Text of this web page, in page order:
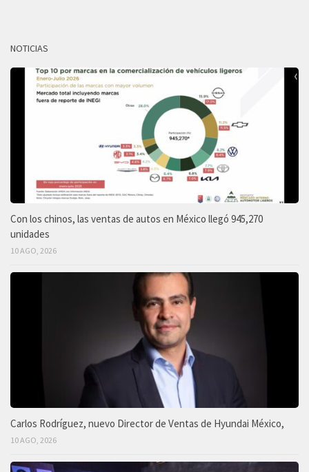
NOTICIAS
Con los chinos, las ventas de autos en México llegó 945,270
unidades
10 AGO, 2026
Carlos Rodríguez, nuevo Director de Ventas de Hyundai México,
10 AGO, 2026